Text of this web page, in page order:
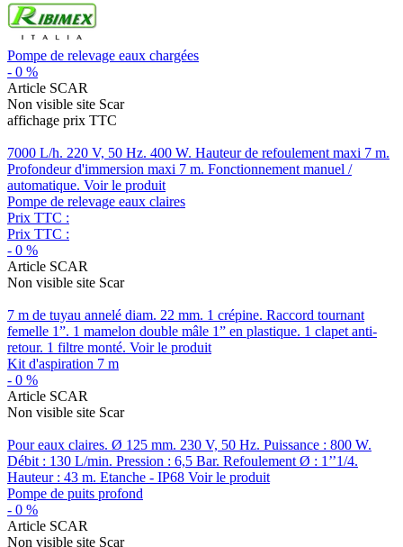
Pompe de relevage eaux chargées
- 0 %
Article SCAR
Non visible site Scar
affichage prix TTC
7000 L/h. 220 V, 50 Hz. 400 W. Hauteur de refoulement maxi 7 m.
Profondeur d'immersion maxi 7 m. Fonctionnement manuel /
automatique. Voir le produit
Pompe de relevage eaux claires
Prix TTC :
Prix TTC :
- 0 %
Article SCAR
Non visible site Scar
7 m de tuyau annelé diam. 22 mm. 1 crépine. Raccord tournant
femelle 1”. 1 mamelon double mâle 1” en plastique. 1 clapet anti-
retour. 1 filtre monté. Voir le produit
Kit d'aspiration 7 m
- 0 %
Article SCAR
Non visible site Scar
Pour eaux claires. Ø 125 mm. 230 V, 50 Hz. Puissance : 800 W.
Débit : 130 L/min. Pression : 6,5 Bar. Refoulement Ø : 1’’1/4.
Hauteur : 43 m. Etanche - IP68 Voir le produit
Pompe de puits profond
- 0 %
Article SCAR
Non visible site Scar